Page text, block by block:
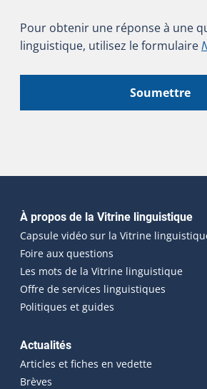
Pour obtenir une réponse à une
linguistique, utilisez le formulaire
Soumettre
Navigation principale
À propos de la Vitrine linguistique
Capsule vidéo sur la Vitrine
Foire aux questions
Les mots de la Vitrine linguistique
Offre de services linguistiques
Politiques et guides
Actualités
Articles et fiches en vedette
Brèves